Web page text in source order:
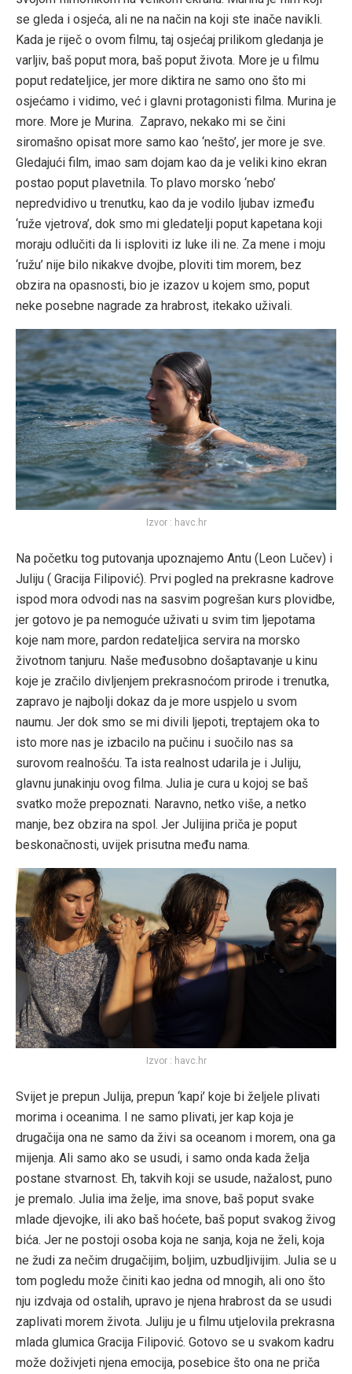
se gleda i osjeća, ali ne na način na koji ste inače navikli.
Kada je riječ o ovom filmu, taj osjećaj prilikom gledanja je
varljiv, baš poput mora, baš poput života. More je u filmu
poput redateljice, jer more diktira ne samo ono što mi
osjećamo i vidimo, već i glavni protagonisti filma. Murina je
more. More je Murina. Zapravo, nekako mi se čini
siromašno opisat more samo kao ‘nešto’, jer more je sve.
Gledajući film, imao sam dojam kao da je veliki kino ekran
postao poput plavetnila. To plavo morsko ‘nebo’
nepredvidivo u trenutku, kao da je vodilo ljubav između
‘ruže vjetrova’, dok smo mi gledatelji poput kapetana koji
moraju odlučiti da li isploviti iz luke ili ne. Za mene i moju
‘ružu’ nije bilo nikakve dvojbe, ploviti tim morem, bez
obzira na opasnosti, bio je izazov u kojem smo, poput
neke posebne nagrade za hrabrost, itekako uživali.
Izvor : havc.hr
Na početku tog putovanja upoznajemo Antu (Leon Lučev) i
Juliju ( Gracija Filipović). Prvi pogled na prekrasne kadrove
ispod mora odvodi nas na sasvim pogrešan kurs plovidbe,
jer gotovo je pa nemoguće uživati u svim tim ljepotama
koje nam more, pardon redateljica servira na morsko
životnom tanjuru. Naše međusobno došaptavanje u kinu
koje je zračilo divljenjem prekrasnoćom prirode i trenutka,
zapravo je najbolji dokaz da je more uspjelo u svom
naumu. Jer dok smo se mi divili ljepoti, treptajem oka to
isto more nas je izbacilo na pučinu i suočilo nas sa
surovom realnošću. Ta ista realnost udarila je i Juliju,
glavnu junakinju ovog filma. Julia je cura u kojoj se baš
svatko može prepoznati. Naravno, netko više, a netko
manje, bez obzira na spol. Jer Julijina priča je poput
beskonačnosti, uvijek prisutna među nama.
Izvor : havc.hr
Svijet je prepun Julija, prepun ‘kapi’ koje bi željele plivati
morima i oceanima. I ne samo plivati, jer kap koja je
drugačija ona ne samo da živi sa oceanom i morem, ona ga
mijenja. Ali samo ako se usudi, i samo onda kada želja
postane stvarnost. Eh, takvih koji se usude, nažalost, puno
je premalo. Julia ima želje, ima snove, baš poput svake
mlade djevojke, ili ako baš hoćete, baš poput svakog živog
bića. Jer ne postoji osoba koja ne sanja, koja ne želi, koja
ne žudi za nečim drugačijim, boljim, uzbudljivijim. Julia se u
tom pogledu može činiti kao jedna od mnogih, ali ono što
nju izdvaja od ostalih, upravo je njena hrabrost da se usudi
zaplivati morem života. Juliju je u filmu utjelovila prekrasna
mlada glumica Gracija Filipović. Gotovo se u svakom kadru
može doživjeti njena emocija, posebice što ona ne priča